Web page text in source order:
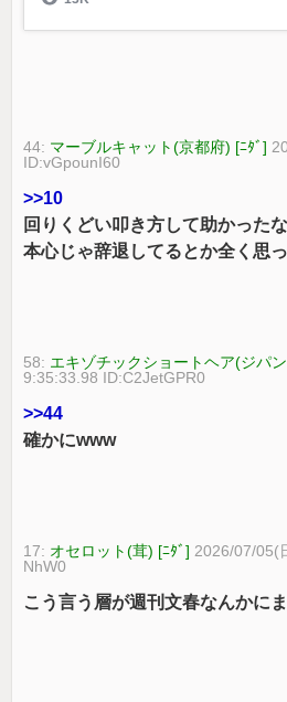
44: マーブルキャット(京都府) [ﾆﾀﾞ]
ID:vGpounI60
>>10
回りくどい叩き方して助かった
本心じゃ辞退してるとか全く思
58: エキゾチックショートヘア(ジパ
9:35:33.98 ID:C2JetGPR0
>>44
確かにwww
17: オセロット(茸) [ﾆﾀﾞ] 2026/07/05(
NhW0
こう言う層が週刊文春なんかに